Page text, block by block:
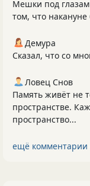
Мешки под
том, что
Демура
Сказал, что со
Ловец Снов
Память живёт не
пространстве.
пространство...
ещё